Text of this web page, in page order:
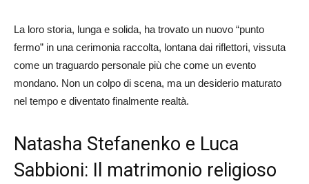
La loro storia, lunga e solida, ha trovato un nuovo “punto
fermo” in una cerimonia raccolta, lontana dai riflettori, vissuta
come un traguardo personale più che come un evento
mondano. Non un colpo di scena, ma un desiderio maturato
nel tempo e diventato finalmente realtà.
Natasha Stefanenko e Luca
Sabbioni: Il matrimonio religioso